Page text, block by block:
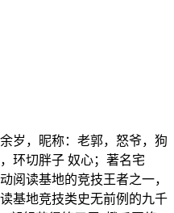
岁，昵称：老郭，怒爷，狗
环切胖子 奴心；著名宅
阅读基地的竞技王者之一，
基地竞技类史无前例的九千